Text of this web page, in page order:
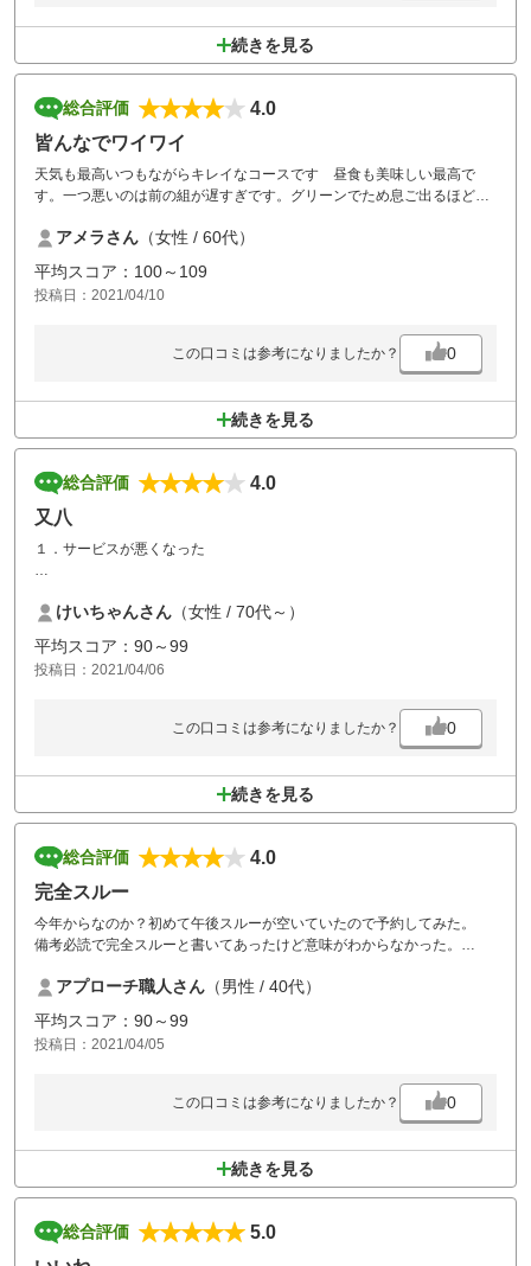
続きを見る
総合評価
4.0
皆んなでワイワイ
天気も最高いつもながらキレイなコースです 昼食も美味しい最高で
す。一つ悪いのは前の組が遅すぎです。グリーンでため息ご出るほど
アメラさん （女性 / 60代）
平均スコア：100～109
投稿日：2021/04/10
この口コミは参考になりましたか？ 0
続きを見る
総合評価
4.0
又八
１．サービスが悪くなった
３．サービスが悪く感じたらスタッフの接客も悪い
４．食事のサービスが悪い
けいちゃんさん （女性 / 70代～）
平均スコア：90～99
投稿日：2021/04/06
この口コミは参考になりましたか？ 0
続きを見る
総合評価
4.0
完全スルー
今年からなのか？初めて午後スルーが空いていたので予約してみた。
備考必読で完全スルーと書いてあったけど意味がわからなかった。
ラウンドは待ち時間なしでストレスなくスルー出来たので
良かった。
グリーンは、ボールマークが多くて2、3個治しても意味ないぐらい多か
った。
アプローチ職人さん （男性 / 40代）
平均スコア：90～99
投稿日：2021/04/05
この口コミは参考になりましたか？ 0
続きを見る
総合評価
5.0